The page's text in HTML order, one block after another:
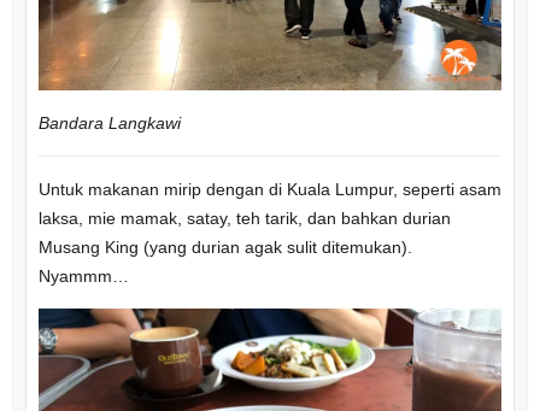
Bandara Langkawi
Untuk makanan mirip dengan di Kuala Lumpur, seperti asam
laksa, mie mamak, satay, teh tarik, dan bahkan durian
Musang King (yang durian agak sulit ditemukan).
Nyammm…